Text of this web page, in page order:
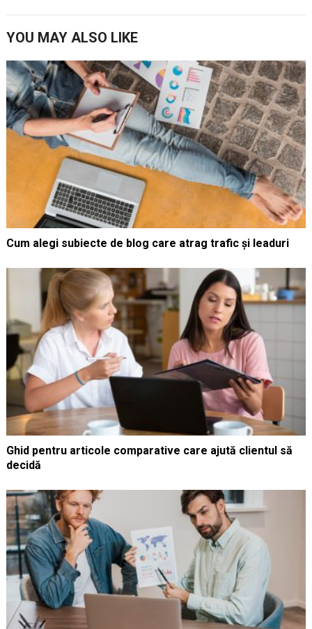
YOU MAY ALSO LIKE
Cum alegi subiecte de blog care atrag trafic și leaduri
Ghid pentru articole comparative care ajută clientul să
decidă